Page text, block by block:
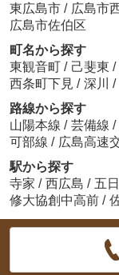
東広島市 / 広島市
広島市佐伯区
町名から探す
東観音町 / 己斐東 /
西条町下見 / 深川 /
路線から探す
山陽本線 / 芸備線 /
可部線 / 広島高速
駅から探す
寺家 / 西広島 / 五
修大協創中高前 /